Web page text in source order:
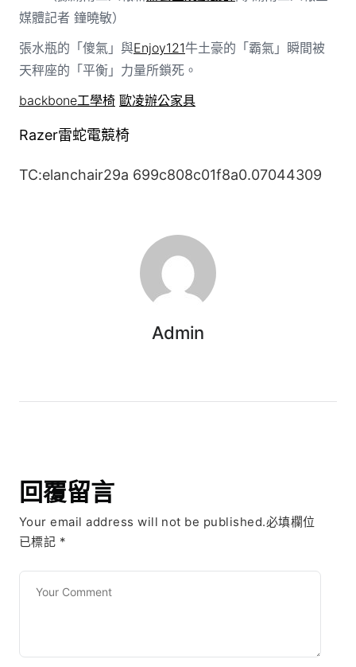
媒體記者 鐘曉敏）
張水瓶的「傻氣」與Enjoy121牛土豪的「霸氣」瞬間被
天秤座的「平衡」力量所鎖死。
backbone工學椅 歐凌辦公家具
Razer雷蛇電競椅
TC:elanchair29a 699c808c01f8a0.07044309
Admin
回覆留言
Your email address will not be published.必填欄位
已標記 *